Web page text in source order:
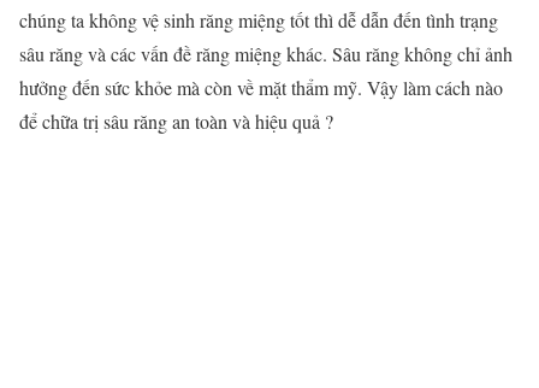
chúng ta không vệ sinh răng miệng tốt thì dễ dẫn đến tình trạng
sâu răng và các vấn đề răng miệng khác. Sâu răng không chỉ ảnh
hưởng đến sức khỏe mà còn về mặt thẩm mỹ. Vậy làm cách nào
để chữa trị sâu răng an toàn và hiệu quả ?